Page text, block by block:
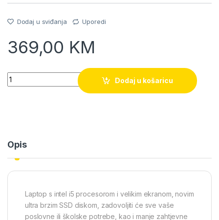
Dodaj u sviđanja Uporedi
369,00 KM
Quantity
Dodaj u košaricu
Opis
Laptop s intel i5 procesorom i velikim ekranom, novim
ultra brzim SSD diskom, zadovoljiti će sve vaše
poslovne ili školske potrebe, kao i manje zahtjevne